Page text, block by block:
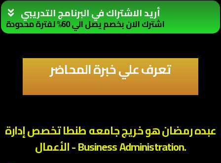
أريد الاشتراك في البرنامج التدريبي
اشترك الان بخصم يصل الي 60% لفترة محدودة
تعرف علي خبرة المحاضر
عبده رمضان هو خريج جامعه طنطا تخصص إدارة
الأعمال - Business Administration.